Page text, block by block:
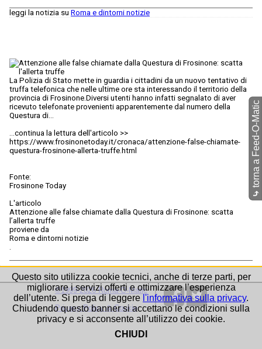
leggi la notizia su Roma e dintorni notizie
La Polizia di Stato mette in guardia i cittadini da un nuovo tentativo di
truffa telefonica che nelle ultime ore sta interessando il territorio della
provincia di Frosinone.Diversi utenti hanno infatti segnalato di aver
ricevuto telefonate provenienti apparentemente dal numero della
Questura di…
...continua la lettura dell'articolo >>
https://www.frosinonetoday.it/cronaca/attenzione-false-chiamate-
questura-frosinone-allerta-truffe.html
Fonte:
Frosinone Today
L'articolo
Attenzione alle false chiamate dalla Questura di Frosinone: scatta
l’allerta truffe
proviene da
Roma e dintorni notizie
.
⤷
torna a Feed-O-Matic
©1999-2026 Roma-O-Matic
Privacy Policy & Cookie
Questo sito utilizza cookie tecnici, anche di terze parti, per
migliorare i servizi offerti e ottimizzare l’esperienza
dell’utente. Si prega di leggere l'informativa sulla privacy.
Chiudendo questo banner si accettano le condizioni sulla
privacy e si acconsente all’utilizzo dei cookie.
CHIUDI